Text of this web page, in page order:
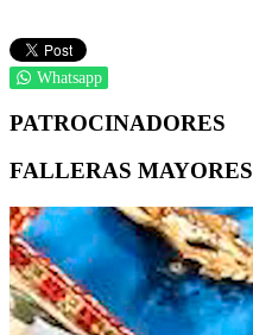
Whatsapp
PATROCINADORES
FALLERAS MAYORES